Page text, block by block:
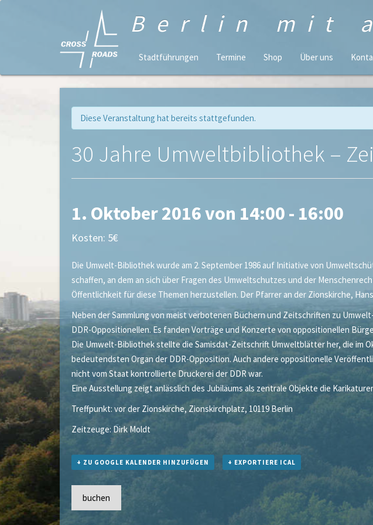
Berlin mit
Stadtführungen Termine Shop Über uns
Diese Veranstaltung hat bereits stattgefunden.
30 Jahre Umweltbibliothek –
1. Oktober 2016 von 14:00 - 16:00
Kosten: 5€
Die Umwelt-Bibliothek wurde am 2. September 1986 auf Initiative von
schaffen, an dem an sich über Fragen des Umweltschutzes und der
Öffentlichkeit für diese Themen herzustellen. Der Pfarrer an der Zionskirche,
Neben der Sammlung von meist verbotenen Büchern und Zeitschriften zu
DDR-Oppositionellen. Es fanden Vorträge und Konzerte von oppositionellen
Die Umwelt-Bibliothek stellte die Samisdat-Zeitschrift Umweltblätter her, die im
bedeutendsten Organ der DDR-Opposition. Auch andere oppositionelle
nicht vom Staat kontrollierte Druckerei der DDR war.
Eine Ausstellung zeigt anlässlich des Jubiläums als zentrale Objekte die
Treffpunkt: vor der Zionskirche, Zionskirchplatz, 10119 Berlin
Zeitzeuge: Dirk Moldt
+ ZU GOOGLE KALENDER HINZUFÜGEN + EXPORTIERE ICAL
buchen